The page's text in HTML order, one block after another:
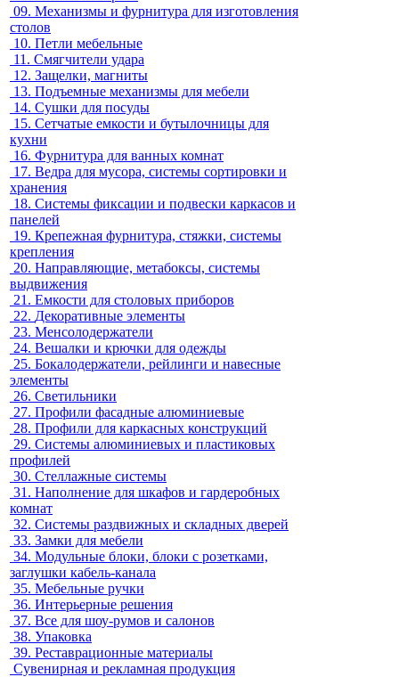
09. Механизмы и фурнитура для изготовления
столов
10. Петли мебельные
11. Смягчители удара
12. Защелки, магниты
13. Подъемные механизмы для мебели
14. Сушки для посуды
15. Сетчатые емкости и бутылочницы для
кухни
16. Фурнитура для ванных комнат
17. Ведра для мусора, системы сортировки и
хранения
18. Системы фиксации и подвески каркасов и
панелей
19. Крепежная фурнитура, стяжки, системы
крепления
20. Направляющие, метабоксы, системы
выдвижения
21. Емкости для столовых приборов
22. Декоративные элементы
23. Менсолодержатели
24. Вешалки и крючки для одежды
25. Бокалодержатели, рейлинги и навесные
элементы
26. Светильники
27. Профили фасадные алюминиевые
28. Профили для каркасных конструкций
29. Системы алюминиевых и пластиковых
профилей
30. Стеллажные системы
31. Наполнение для шкафов и гардеробных
комнат
32. Системы раздвижных и складных дверей
33. Замки для мебели
34. Модульные блоки, блоки с розетками,
заглушки кабель-канала
35. Мебельные ручки
36. Интерьерные решения
37. Все для шоу-румов и салонов
38. Упаковка
39. Реставрационные материалы
Сувенирная и рекламная продукция